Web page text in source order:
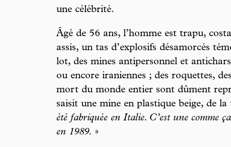
une célébrité.
Âgé de 56 ans, l’homme est trapu,
assis, un tas d’explosifs désamorcés
lot, des mines antipersonnel et
ou encore iraniennes ; des roquettes,
mort du monde entier sont dûment
saisit une mine en plastique beige, de la
été fabriquée en Italie. C’est une comme
en 1989. »